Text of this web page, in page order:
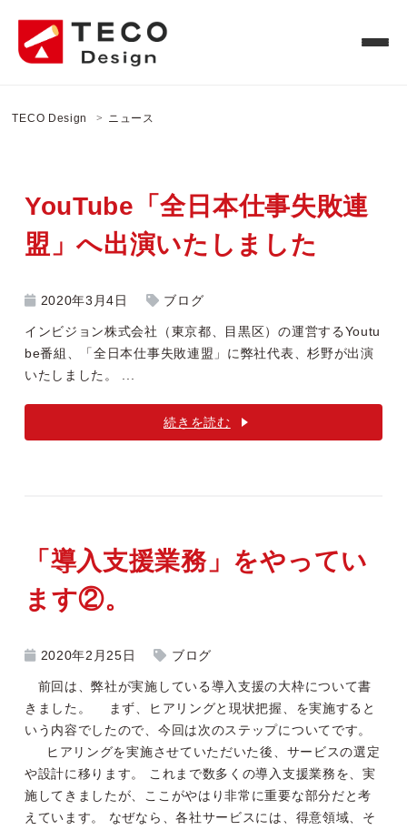
TECO Design ニュース
YouTube「全日本仕事失敗連
盟」へ出演いたしました
2020年3月4日 ブログ
インビジョン株式会社（東京都、目黒区）の運営するYoutu
be番組、「全日本仕事失敗連盟」に弊社代表、杉野が出演
いたしました。 ...
続きを読む
「導入支援業務」をやってい
ます②。
2020年2月25日 ブログ
前回は、弊社が実施している導入支援の大枠について書
きました。 まず、ヒアリングと現状把握、を実施すると
いう内容でしたので、今回は次のステップについてです。
ヒアリングを実施させていただいた後、サービスの選定
や設計に移ります。 これまで数多くの導入支援業務を、実
施してきましたが、ここがやはり非常に重要な部分だと考
えています。 なぜなら、各社サービスには、得意領域、そ